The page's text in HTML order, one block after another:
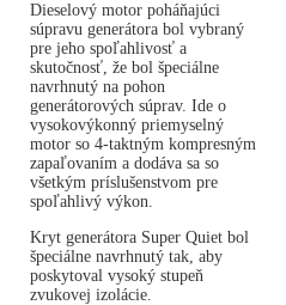
Dieselový motor poháňajúci
súpravu generátora bol vybraný
pre jeho spoľahlivosť a
skutočnosť, že bol špeciálne
navrhnutý na pohon
generátorových súprav. Ide o
vysokovýkonný priemyselný
motor so 4-taktným kompresným
zapaľovaním a dodáva sa so
všetkým príslušenstvom pre
spoľahlivý výkon.
Kryt generátora Super Quiet bol
špeciálne navrhnutý tak, aby
poskytoval vysoký stupeň
zvukovej izolácie.